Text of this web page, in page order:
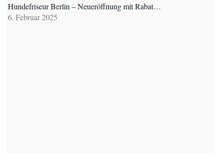
Hundefriseur Berlin – Neueröffnung mit Rabat…
6. Februar 2025